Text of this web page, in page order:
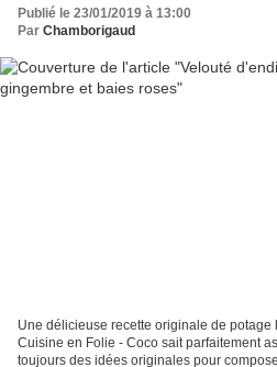
Publié le 23/01/2019 à 13:00
Par Chamborigaud
Une délicieuse recette originale de
Cuisine en Folie - Coco sait parfaitement
toujours des idées originales pour